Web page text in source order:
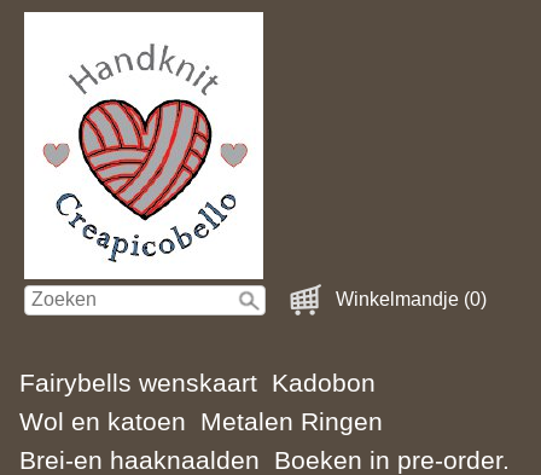
Winkelmandje (0)
Fairybells wenskaart Kadobon
Wol en katoen
Metalen Ringen
Brei-en haaknaalden
Boeken in pre-order.